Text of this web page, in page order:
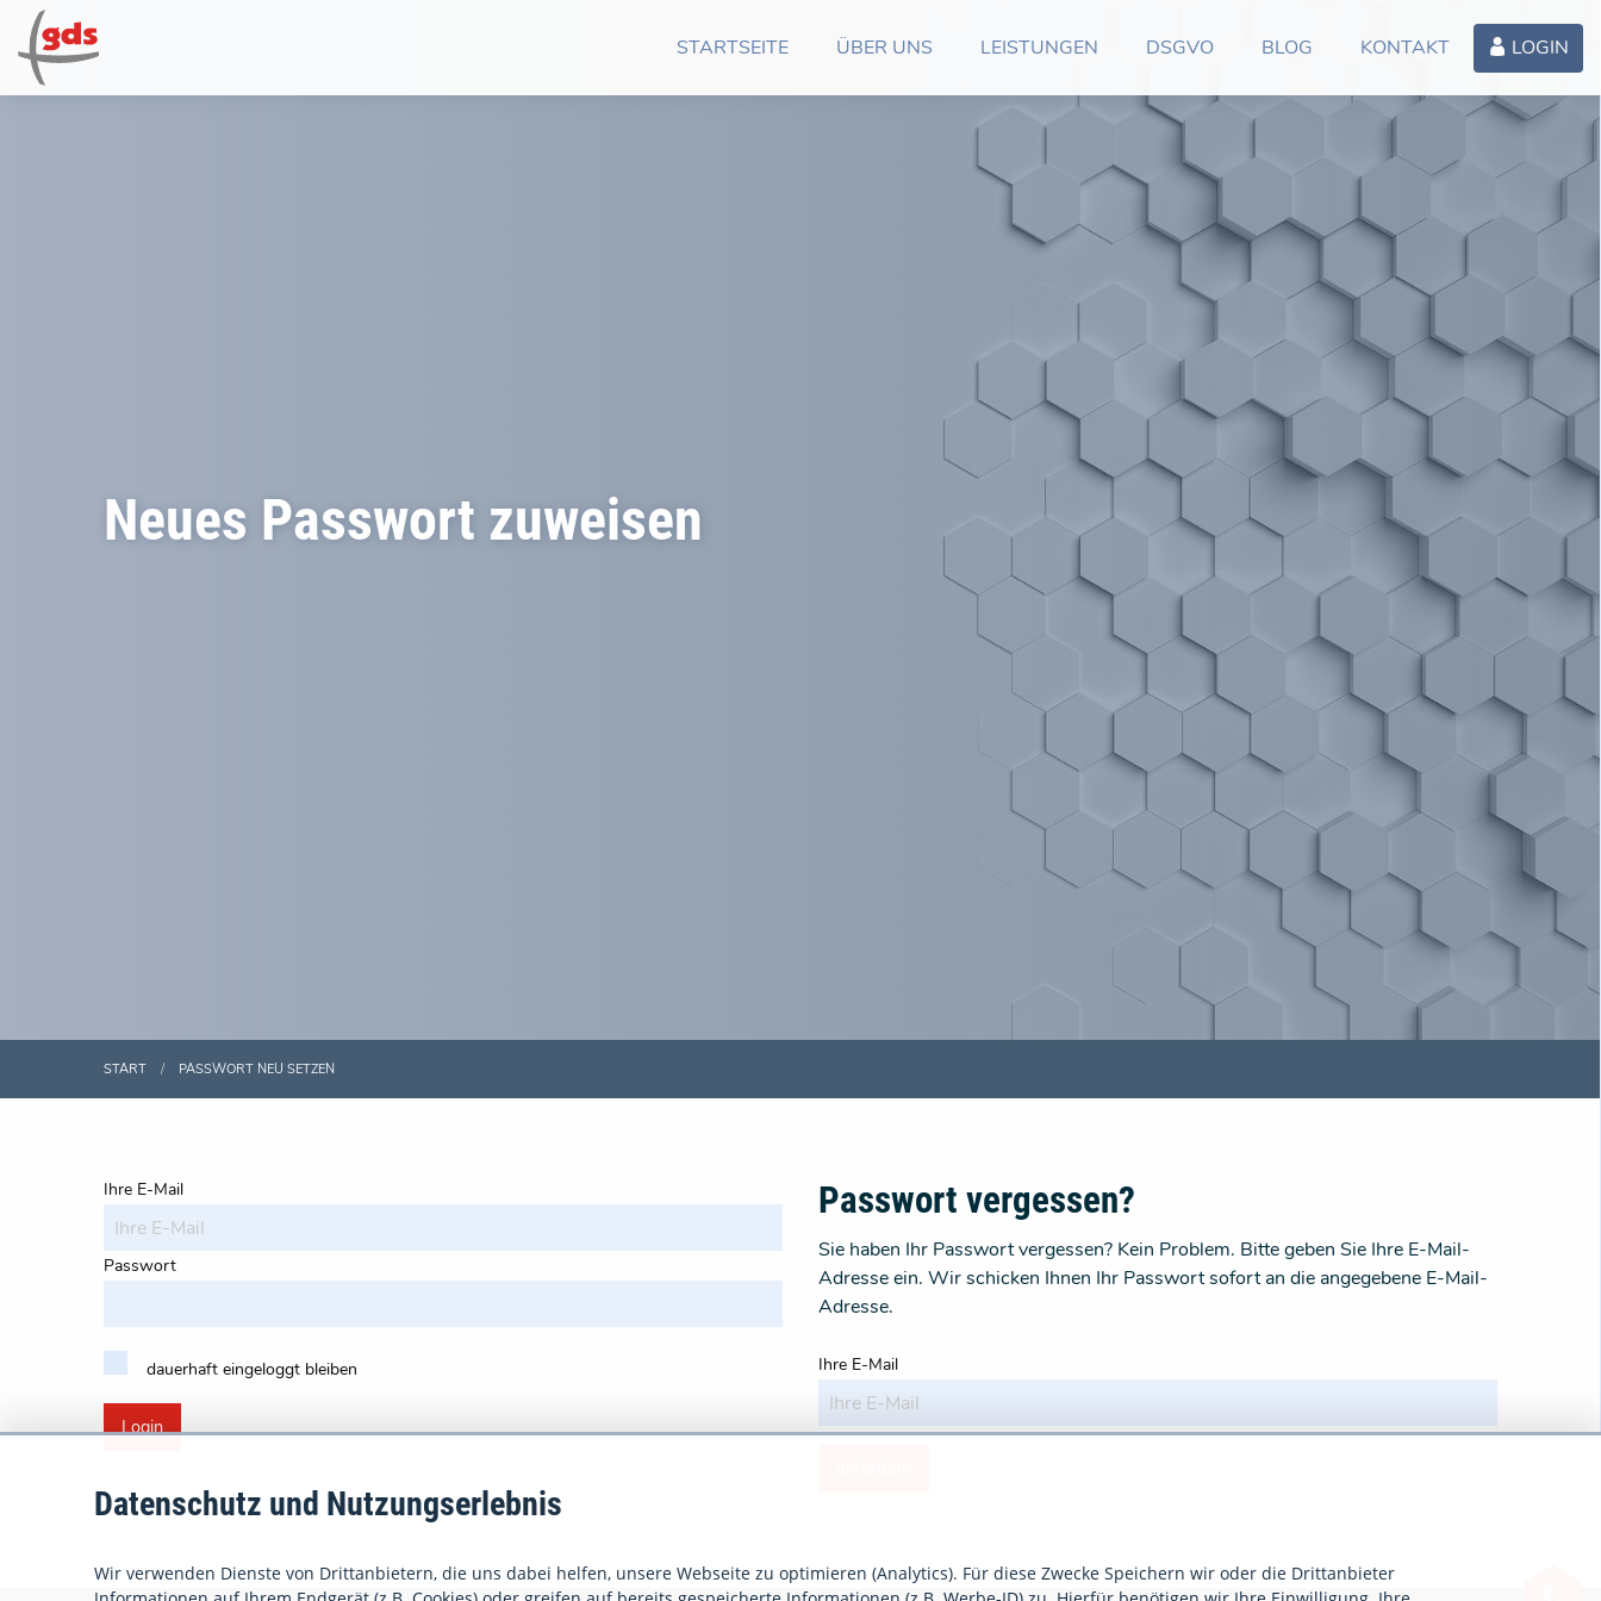
STARTSEITE ÜBER UNS LEISTUNGEN DSGVO BLOG KONTAKT LOGIN
Neues Passwort zuweisen
START PASSWORT NEU SETZEN
Ihre E-Mail
Passwort
dauerhaft eingeloggt bleiben
Login
Passwort vergessen?
Sie haben Ihr Passwort vergessen? Kein Problem. Bitte geben Sie Ihre E-Mail-
Adresse ein. Wir schicken Ihnen Ihr Passwort sofort an die angegebene E-Mail-
Adresse.
Ihre E-Mail
Datenschutz und Nutzungserlebnis
Wir verwenden Dienste von Drittanbietern, die uns dabei helfen, unsere Webseite zu optimieren (Analytics). Für diese Zwecke Speichern wir oder die Drittanbieter